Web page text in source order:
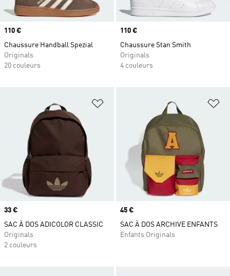
Prix
110 €
Chaussure Handball Spezial
Originals
20 couleurs
Prix
110 €
Chaussure Stan Smith
Originals
4 couleurs
Ajouter à la Liste de produits
Prix
33 €
SAC À DOS ADICOLOR CLASSIC
Originals
2 couleurs
Prix
45 €
SAC À DOS ARCHIVE ENFANTS
Enfants Originals